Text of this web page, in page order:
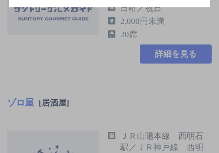
日曜／祝日
2,000円未満
20席
詳細を見る
ゾロ屋 [居酒屋]
ＪＲ山陽本線 西明石
駅／ＪＲ神戸線 西明